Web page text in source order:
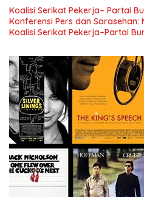
Koalisi Serikat Pekerja– Partai
Konferensi Pers dan Sarasehan:
Koalisi Serikat Pekerja–Partai